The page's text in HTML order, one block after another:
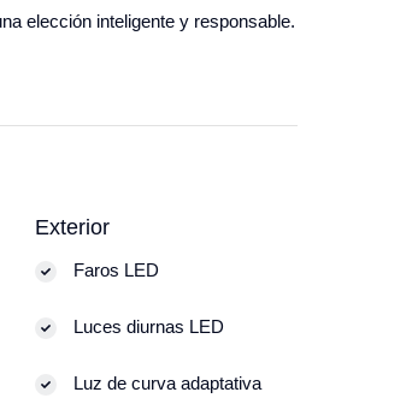
elección inteligente y responsable.
Exterior
Faros LED
Luces diurnas LED
Luz de curva adaptativa